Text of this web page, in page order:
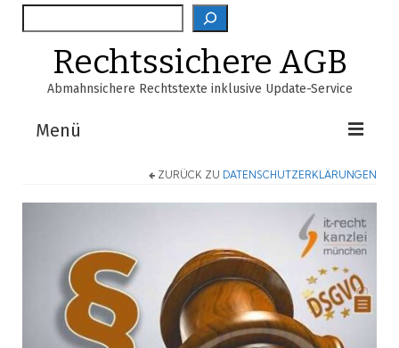
Suche
Rechtssichere AGB
Abmahnsichere Rechtstexte inklusive Update-Service
Menü
EasyScan
Über Uns
ZURÜCK ZU DATENSCHUTZERKLÄRUNGEN